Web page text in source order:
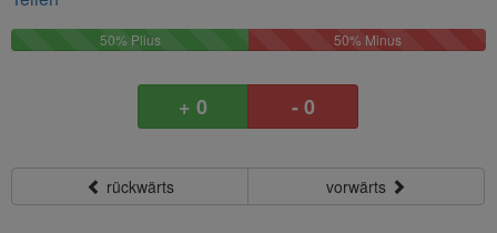
50% Plius50%
50% Minus50%
+ 0 - 0
rückwärts vorwärts